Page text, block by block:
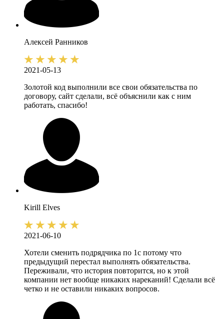
Алексей Ранников
2021-05-13
Золотой код выполнили все свои обязательства по
договору, сайт сделали, всё объяснили как с ним
работать, спасибо!
Kirill Elves
2021-06-10
Хотели сменить подрядчика по 1с потому что
предыдущий перестал выполнять обязательства.
Переживали, что история повторится, но к этой
компании нет вообще никаких нареканий! Сделали всё
четко и не оставили никаких вопросов.